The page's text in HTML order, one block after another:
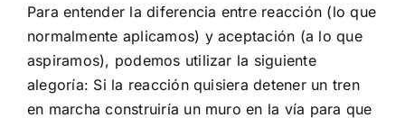
Para entender la diferencia entre reacción (lo que
normalmente aplicamos) y aceptación (a lo que
aspiramos), podemos utilizar la siguiente
alegoría: Si la reacción quisiera detener un tren
en marcha construiría un muro en la vía para que